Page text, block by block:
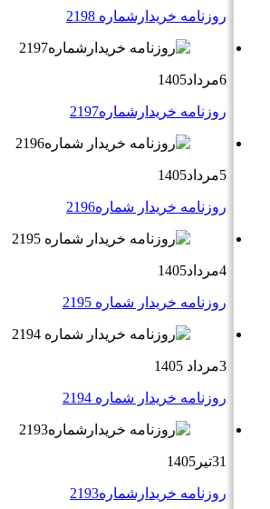
روزنامه خریدارشماره 2198
6مرداد1405
روزنامه خریدارشماره2197
5مرداد1405
روزنامه خریدار شماره2196
4مرداد1405
روزنامه خریدار شماره 2195
3مرداد 1405
روزنامه خریدار شماره 2194
31تیر1405
روزنامه خریدارشماره2193